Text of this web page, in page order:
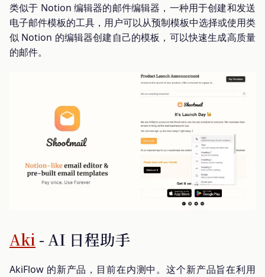
类似于 Notion 编辑器的邮件编辑器，一种用于创建和发送
电子邮件模板的工具，用户可以从预制模板中选择或使用类
似 Notion 的编辑器创建自己的模板，可以快速生成高质量
的邮件。
Aki - AI 日程助手
AkiFlow 的新产品，目前在内测中。这个新产品旨在利用